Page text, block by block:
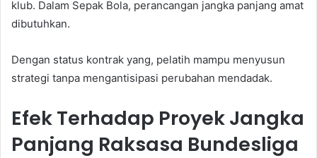
klub. Dalam Sepak Bola, perancangan jangka panjang amat
dibutuhkan.
Dengan status kontrak yang, pelatih mampu menyusun
strategi tanpa mengantisipasi perubahan mendadak.
Efek Terhadap Proyek Jangka
Panjang Raksasa Bundesliga